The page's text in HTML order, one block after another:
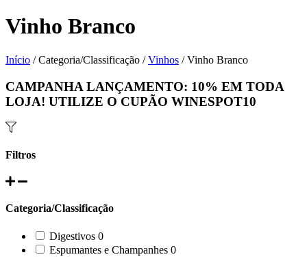
Vinho Branco
Início / Categoria/Classificação /Vinhos / Vinho Branco
CAMPANHA LANÇAMENTO: 10% EM TODA
LOJA! UTILIZE O CUPÃO WINESPOT10
Filtros
Categoria/Classificação
Digestivos 00
products
Espumantes e Champanhes 00